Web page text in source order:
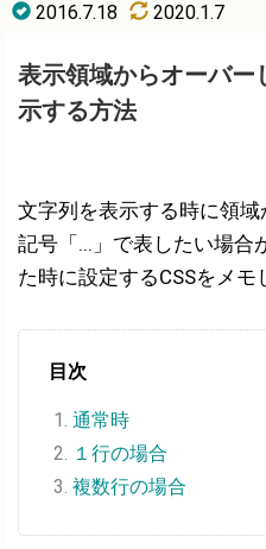
2016.7.18
2020.1.7
表示領域からオーバー
示する方法
文字列を表示する時に領
記号「...」で表したい場合
た時に設定するCSSをメモ
目次
通常時
１行の場合
複数行の場合